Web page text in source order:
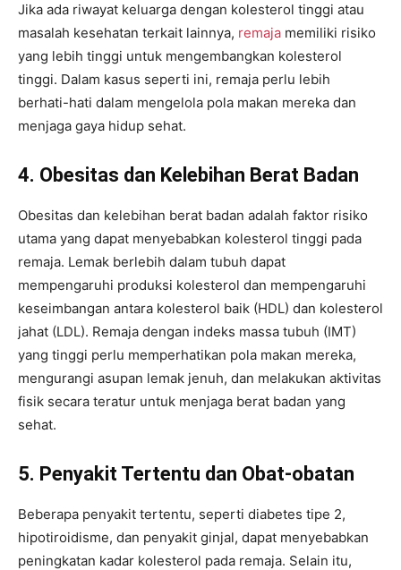
Jika ada riwayat keluarga dengan kolesterol tinggi atau
masalah kesehatan terkait lainnya, remaja memiliki risiko
yang lebih tinggi untuk mengembangkan kolesterol
tinggi. Dalam kasus seperti ini, remaja perlu lebih
berhati-hati dalam mengelola pola makan mereka dan
menjaga gaya hidup sehat.
4. Obesitas dan Kelebihan Berat Badan
Obesitas dan kelebihan berat badan adalah faktor risiko
utama yang dapat menyebabkan kolesterol tinggi pada
remaja. Lemak berlebih dalam tubuh dapat
mempengaruhi produksi kolesterol dan mempengaruhi
keseimbangan antara kolesterol baik (HDL) dan kolesterol
jahat (LDL). Remaja dengan indeks massa tubuh (IMT)
yang tinggi perlu memperhatikan pola makan mereka,
mengurangi asupan lemak jenuh, dan melakukan aktivitas
fisik secara teratur untuk menjaga berat badan yang
sehat.
5. Penyakit Tertentu dan Obat-obatan
Beberapa penyakit tertentu, seperti diabetes tipe 2,
hipotiroidisme, dan penyakit ginjal, dapat menyebabkan
peningkatan kadar kolesterol pada remaja. Selain itu,